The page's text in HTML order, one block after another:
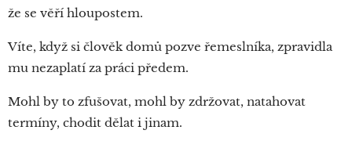
že se věří hloupostem.
Víte, když si člověk domů pozve řemeslníka, zpravidla
mu nezaplatí za práci předem.
Mohl by to zfušovat, mohl by zdržovat, natahovat
termíny, chodit dělat i jinam.